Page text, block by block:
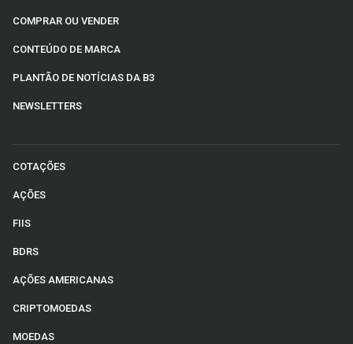
COMPRAR OU VENDER
CONTEÚDO DE MARCA
PLANTÃO DE NOTÍCIAS DA B3
NEWSLETTERS
COTAÇÕES
AÇÕES
FIIS
BDRS
AÇÕES AMERICANAS
CRIPTOMOEDAS
MOEDAS